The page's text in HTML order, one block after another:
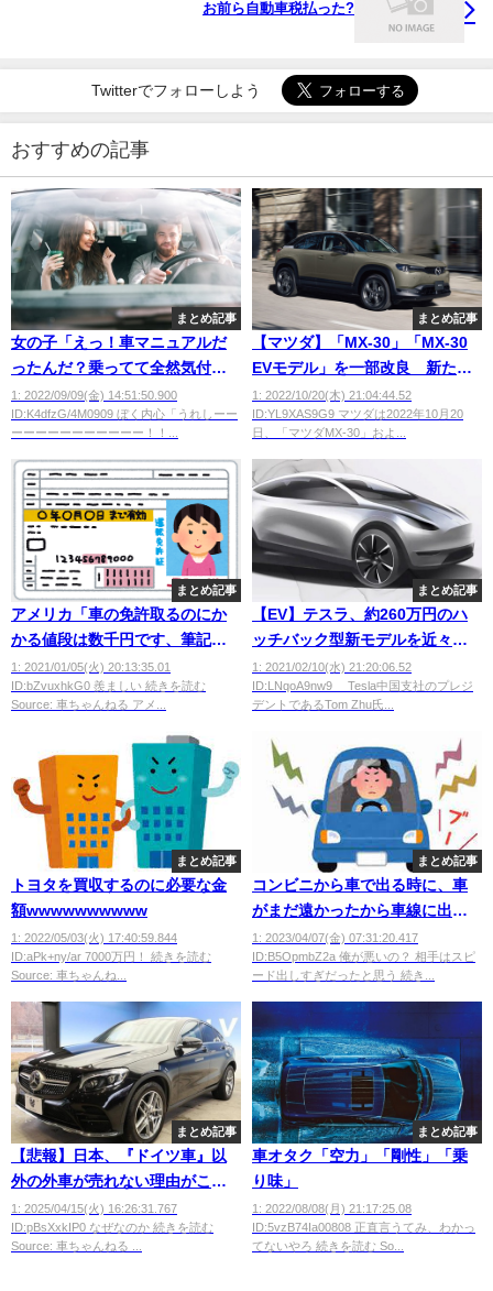
お前ら自動車税払った?
Twitterでフォローしよう
おすすめの記事
まとめ記事
女の子「えっ！車マニュアルだ
ったんだ？乗ってて全然気付か
なかった」ぼく「ふ、ふん」
1: 2022/09/09(金) 14:51:50.900
ID:K4dfzG/4M0909 ぼく内心「うれしーー
ーーーーーーーーーーー！！...
まとめ記事
【マツダ】「MX-30」「MX-30
EVモデル」を一部改良 新たに
マルチトーンボディーカラーを
設定
1: 2022/10/20(木) 21:04:44.52
ID:YL9XAS9G9 マツダは2022年10月20
日、「マツダMX-30」およ...
まとめ記事
アメリカ「車の免許取るのにか
かる値段は数千円です、筆記試
験合格すればその場で免許もら
えます」
1: 2021/01/05(火) 20:13:35.01
ID:bZvuxhkG0 羨ましい 続きを読む
Source: 車ちゃんねる アメ...
まとめ記事
【EV】テスラ、約260万円のハ
ッチバック型新モデルを近々発
表へ
1: 2021/02/10(水) 21:20:06.52
ID:LNqoA9nw9 Tesla中国支社のプレジ
デントであるTom Zhu氏...
まとめ記事
トヨタを買収するのに必要な金
額wwwwwwwwww
1: 2022/05/03(火) 17:40:59.844
ID:aPk+ny/ar 7000万円！ 続きを読む
Source: 車ちゃんね...
まとめ記事
コンビニから車で出る時に、車
がまだ遠かったから車線に出た
らクラクション鳴らされたんだ
けど
1: 2023/04/07(金) 07:31:20.417
ID:B5OpmbZ2a 俺が悪いの？ 相手はスピ
ード出しすぎだったと思う 続き...
まとめ記事
【悲報】日本、『ドイツ車』以
外の外車が売れない理由がこち
らｗｗｗｗｗ
1: 2025/04/15(火) 16:26:31.767
ID:pBsXxkIP0 なぜなのか 続きを読む
Source: 車ちゃんねる ...
まとめ記事
車オタク「空力」「剛性」「乗
り味」
1: 2022/08/08(月) 21:17:25.08
ID:5vzB74Ia00808 正直言うてみ、わかっ
てないやろ 続きを読む So...